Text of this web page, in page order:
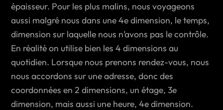
épaisseur. Pour les plus malins, nous voyageons
aussi malgré nous dans une 4e dimension, le temps,
dimension sur laquelle nous n’avons pas le contrôle.
En réalité on utilise bien les 4 dimensions au
quotidien. Lorsque nous prenons rendez-vous, nous
nous accordons sur une adresse, donc des
coordonnées en 2 dimensions, un étage, 3e
dimension, mais aussi une heure, 4e dimension.